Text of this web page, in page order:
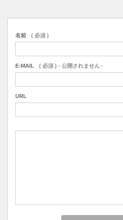
名前 ( 必須 )
E-MAIL ( 必須 ) - 公開されません -
URL